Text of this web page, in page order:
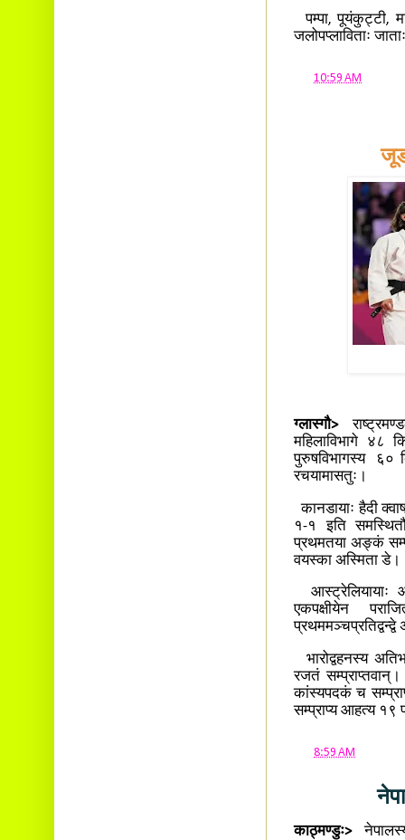
पम्पा, पूयंकुट्टी,
जलोपप्लाविताः
10:59 AM
ग्लास्गौ>
महिलाविभागे ४८
पुरुषविभागस्य ६०
रचयामासतुः।
कानडायाः हैदी
१-१ इति
प्रथमतया अङ्कं
वयस्का अस्मिता डे।
आस्ट्रेलियायाः
एकपक्षीयेन
भारोद्वहनस्य
रजतं सम्प्राप्तवान्।
कांस्यपदकं च
सम्प्राप्य आहत्य १९
8:59 AM
काठ्मण्डुः>